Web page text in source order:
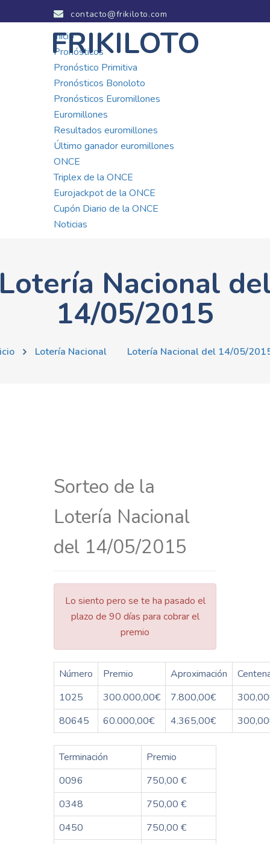
contacto@frikiloto.com
FRIKILOTO
Inicio
Pronósticos
Pronóstico Primitiva
Pronósticos Bonoloto
Pronósticos Euromillones
Euromillones
Resultados euromillones
Último ganador euromillones
ONCE
Triplex de la ONCE
Eurojackpot de la ONCE
Cupón Diario de la ONCE
Noticias
Nacional
14/05/2015
Lotería Nacional Lotería Nacional del 14/05/
Sorteo de la
Lotería Nacional
del 14/05/2015
Lo siento pero se te ha pasado el
plazo de 90 días para cobrar el
premio
Número Premio Aproximación
1025
300.000,00€ 7.800,00€
80645
60.000,00€ 4.365,00€
Terminación
Premio
0096
750,00 €
0348
750,00 €
0450
750,00 €